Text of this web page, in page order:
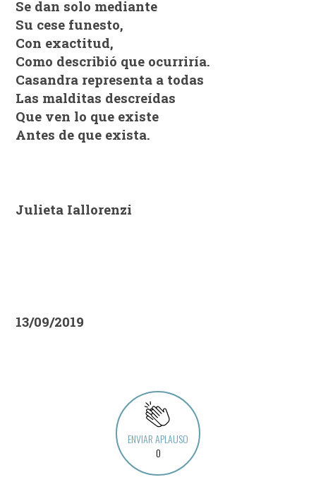
Se dan solo mediante
Su cese funesto,
Con exactitud,
Como describió que ocurriría.
Casandra representa a todas
Las malditas descreídas
Que ven lo que existe
Antes de que exista.
Julieta Iallorenzi
13/09/2019
ENVIAR APLAUSO
0